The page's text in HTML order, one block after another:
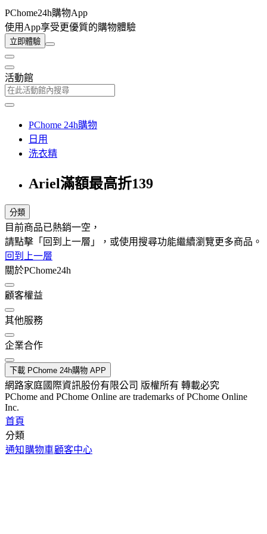
PChome24h購物App
使用App享受更優質的購物體驗
立即體驗
活動館
PChome 24h購物
日用
洗衣精
Ariel滿額最高折139
分類
目前商品已熱銷一空，
請點擊「回到上一層」，或使用搜尋功能繼續瀏覽更多商品。
回到上一層
關於PChome24h
顧客權益
其他服務
企業合作
下載 PChome 24h購物 APP
網路家庭國際資訊股份有限公司 版權所有 轉載必究
PChome and PChome Online are trademarks of PChome Online
Inc.
首頁
分類
通知 購物車顧客中心